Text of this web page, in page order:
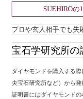
SUEHIROの
プロや玄人相手でも失
宝石学研究所の
ダイヤモンドを購入する
央宝石研究所など）から発
証明書にはダイヤモンド